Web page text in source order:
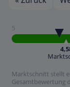
5
Marktschnitt stellt
Gesamtbewertung